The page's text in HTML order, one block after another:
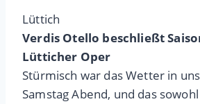
Lüttich
Verdis Otello beschließt
Lütticher Oper
Stürmisch war das Wetter in
Samstag Abend, und das